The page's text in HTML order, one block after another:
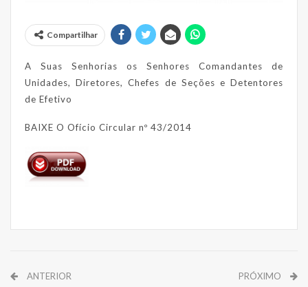
Compartilhar
A Suas Senhorias os Senhores Comandantes de
Unidades, Diretores, Chefes de Seções e Detentores
de Efetivo
BAIXE O Ofício Circular nº 43/2014
ANTERIOR PRÓXIMO